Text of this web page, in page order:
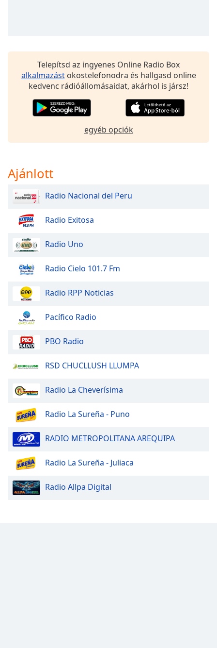
Caption
Background
Text
Edge
Style
Family
Reset
Close
Modal
Dialog
dialog
window.
Telepítsd az ingyenes Online Radio Box
alkalmazástokostelefonodra és hallgasd online
kedvenc rádióállomásaidat, akárhol is jársz!
egyéb opciók
Ajánlott
Radio Nacional del Peru
Radio Exitosa
Radio Uno
Radio Cielo 101.7 Fm
Radio RPP Noticias
Pacífico Radio
PBO Radio
RSD CHUCLLUSH LLUMPA
Radio La Cheverísima
Radio La Sureña - Puno
RADIO METROPOLITANA AREQUIPA
Radio La Sureña - Juliaca
Radio Allpa Digital